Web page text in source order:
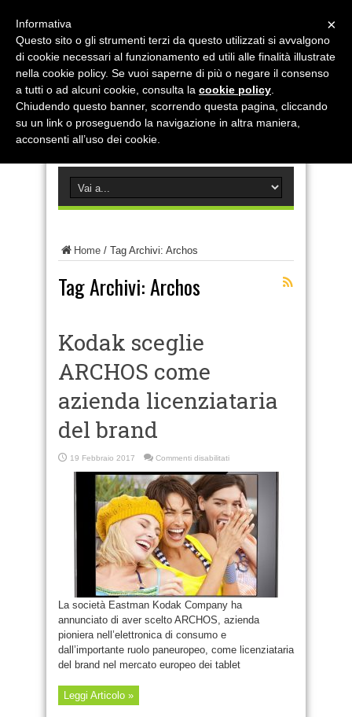
Home / Tag Archivi: Archos
Tag Archivi:Archos
Kodak sceglie
ARCHOS come
azienda licenziataria
del brand
19 Febbraio 2017 Commenti disabilitatisu
sceglie
ARCHOS
come
azienda
licenziataria
del
brand
La società Eastman Kodak Company ha
annunciato di aver scelto ARCHOS, azienda
pioniera nell’elettronica di consumo e
dall’importante ruolo paneuropeo, come licenziataria
del brand nel mercato europeo dei tablet
Leggi Articolo »
×
Informativa
Questo sito o gli strumenti terzi da questo utilizzati si avvalgono
di cookie necessari al funzionamento ed utili alle finalità illustrate
nella cookie policy. Se vuoi saperne di più o negare il consenso
a tutti o ad alcuni cookie, consulta la cookie policy
Chiudendo questo banner, scorrendo questa pagina, cliccando
su un link o proseguendo la navigazione in altra maniera,
acconsenti all’uso dei cookie.